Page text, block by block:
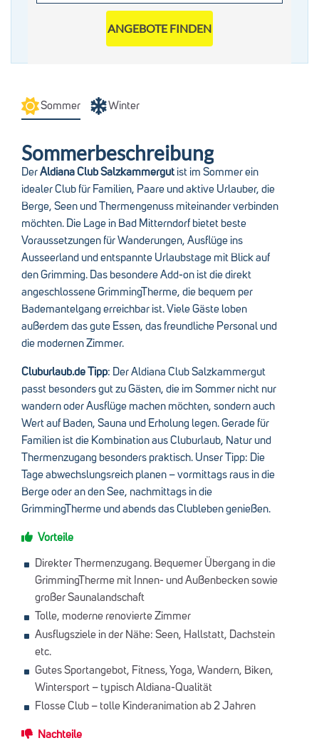
ANGEBOTE FINDEN
Sommer Winter
Sommerbeschreibung
DerAldiana Club Salzkammergut ist im Sommer ein
idealer Club für Familien, Paare und aktive Urlauber, die
Berge, Seen und Thermengenuss miteinander verbinden
möchten. Die Lage in Bad Mitterndorf bietet beste
Voraussetzungen für Wanderungen, Ausflüge ins
Ausseerland und entspannte Urlaubstage mit Blick auf
den Grimming. Das besondere Add-on ist die direkt
angeschlossene GrimmingTherme, die bequem per
Bademantelgang erreichbar ist. Viele Gäste loben
außerdem das gute Essen, das freundliche Personal und
die modernen Zimmer.
Cluburlaub.de Tipp: Der Aldiana Club Salzkammergut
passt besonders gut zu Gästen, die im Sommer nicht nur
wandern oder Ausflüge machen möchten, sondern auch
Wert auf Baden, Sauna und Erholung legen. Gerade für
Familien ist die Kombination aus Cluburlaub, Natur und
Thermenzugang besonders praktisch. Unser Tipp: Die
Tage abwechslungsreich planen – vormittags raus in die
Berge oder an den See, nachmittags in die
GrimmingTherme und abends das Clubleben genießen.
Vorteile
Direkter Thermenzugang. Bequemer Übergang in die
GrimmingTherme mit Innen- und Außenbecken sowie
großer Saunalandschaft
Tolle, moderne renovierte Zimmer
Ausflugsziele in der Nähe: Seen, Hallstatt, Dachstein
etc.
Gutes Sportangebot, Fitness, Yoga, Wandern, Biken,
Wintersport – typisch Aldiana-Qualität
Flosse Club – tolle Kinderanimation ab 2 Jahren
Nachteile